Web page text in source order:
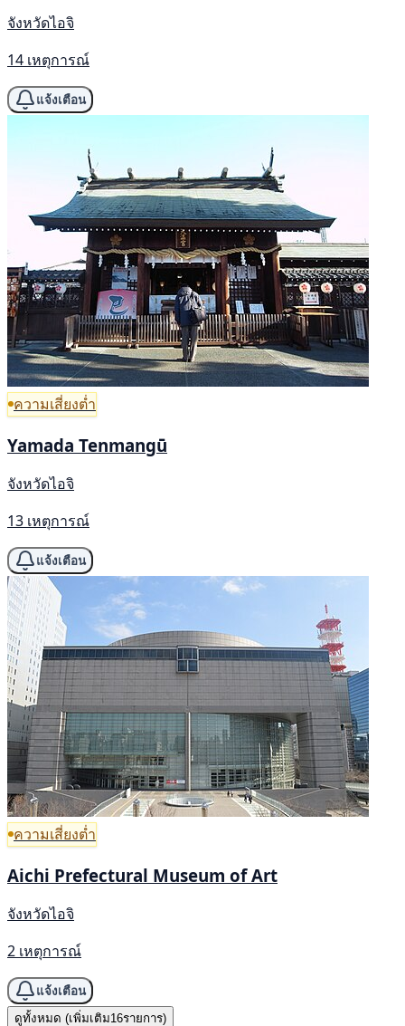
จังหวัดไอจิ
14 เหตุการณ์
แจ้งเตือน
ความเสี่ยงต่ำ
Yamada Tenmangū
จังหวัดไอจิ
13 เหตุการณ์
แจ้งเตือน
ความเสี่ยงต่ำ
Aichi Prefectural Museum of Art
จังหวัดไอจิ
2 เหตุการณ์
แจ้งเตือน
ดูทั้งหมด (เพิ่มเติม16รายการ)